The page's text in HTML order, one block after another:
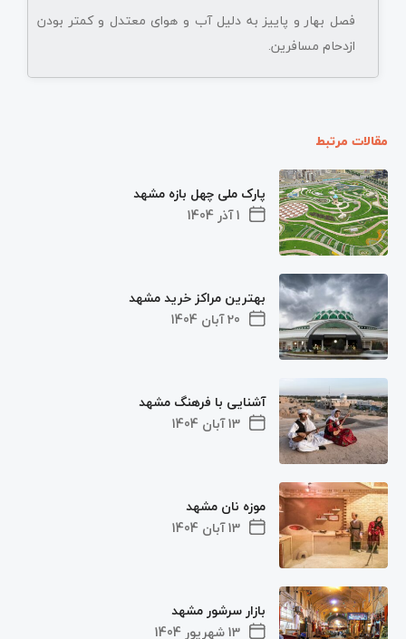
فصل بهار و پاییز به دلیل آب و هوای معتدل و کمتر بودن
ازدحام مسافرین.
مقالات مرتبط
1 آذر 1404
پارک ملی چهل بازه مشهد
20 آبان 1404
بهترین مراکز خرید مشهد
13 آبان 1404
آشنایی با فرهنگ مشهد
13 آبان 1404
موزه نان مشهد
13 شهریور 1404
بازار سرشور مشهد